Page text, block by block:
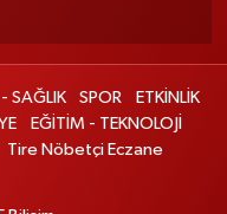
SAĞLIK SPOR
ETKİNLİK
EĞİTİM - TEKNOLOJİ
Tire Nöbetçi Eczane